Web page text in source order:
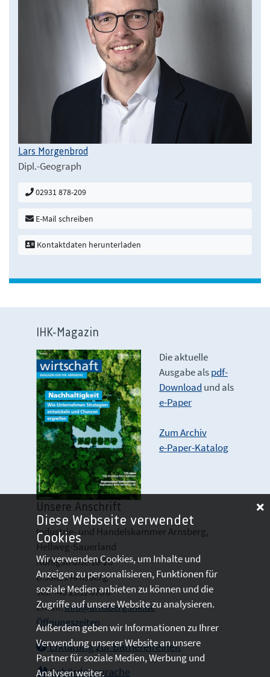
Lars Morgenbrod
Dipl.-Geograph
02931 878-209
E-Mail schreiben
Kontaktdaten herunterladen
IHK-Magazin
Die aktuelle
Ausgabe alspdf-
Download und als
e-Paper
Zum Archiv
e-Paper-Katalog
Unsere Anschrift
Industrie- und Handelskammer Arnsberg,
Hellweg-Sauerland
Königstraße 18-20
D 59821 Arnsberg
Tel: +49 2931 878 0
Email:info@arnsberg.ihk.de
Öffnungszeiten
Erklärung zur Barrierefreiheit
Gebärdensprache
Diese Webseite verwendet
Cookies
Wir verwenden Cookies, um Inhalte und
Anzeigen zu personalisieren, Funktionen für
soziale Medien anbieten zu können und die
Zugriffe auf unsere Website zu analysieren.
Außerdem geben wir Informationen zu Ihrer
Verwendung unserer Website an unsere
Partner für soziale Medien, Werbung und
Analysen weiter.